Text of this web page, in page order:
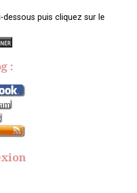
puis cliquez sur le
: